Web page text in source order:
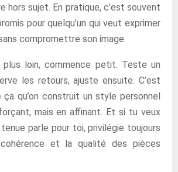
hors sujet. En pratique, c’est souvent
pour quelqu’un qui veut exprimer
compromettre son image.
loin, commence petit. Teste un
les retours, ajuste ensuite. C’est
qu’on construit un style personnel
mais en affinant. Et si tu veux
parle pour toi, privilégie toujours
et la qualité des pièces